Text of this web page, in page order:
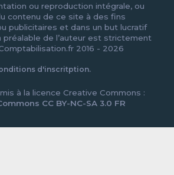
ou reproduction intégrale, ou
contenu de ce site à des fins
publicitaires et dans un but lucratif
préalable de l’auteur est strictement
2016 - 2026
d'inscritption.
à la licence Creative Commons :
CC BY-NC-SA 3.0 FR